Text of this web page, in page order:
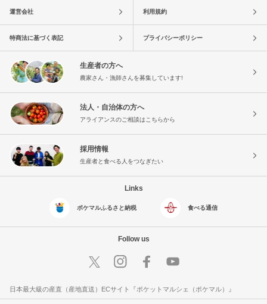
運営会社 利用規約
特商法に基づく表記 プライバシーポリシー
生産者の方へ
農家さん・漁師さんを募集しています!
法人・自治体の方へ
アライアンスのご相談はこちらから
採用情報
生産者と食べる人をつなぎたい
Links
ポケマルふるさと納税 食べる通信
Follow us
日本最大級の産直（産地直送）ECサイト『ポケットマルシェ（ポケマル）』